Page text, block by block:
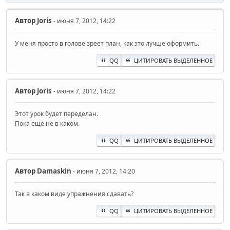
Автор Joris - июня 7, 2012, 14:22
У меня просто в голове зреет план, как это лучше оформить.
QQ ЦИТИРОВАТЬ ВЫДЕЛЕННОЕ
Автор Joris - июня 7, 2012, 14:22
Этот урок будет переделан.
Пока еще не в каком.
QQ ЦИТИРОВАТЬ ВЫДЕЛЕННОЕ
Автор Damaskin - июня 7, 2012, 14:20
Так в каком виде упражнения сдавать?
QQ ЦИТИРОВАТЬ ВЫДЕЛЕННОЕ